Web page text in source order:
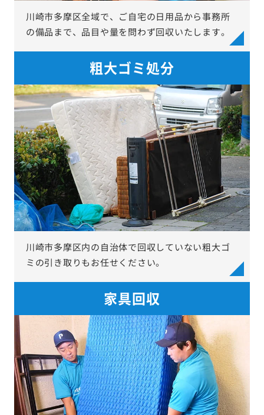
川崎市多摩区全域で、ご自宅の日用品から事務所
の備品まで、品目や量を問わず回収いたします。
粗大ゴミ処分
川崎市多摩区内の自治体で回収していない粗大ゴ
ミの引き取りもお任せください。
家具回収